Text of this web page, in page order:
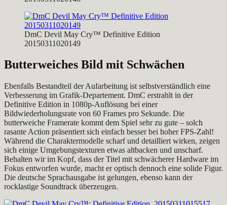
DmC Devil May Cry™ Definitive Edition
20150311020149
Butterweiches Bild mit Schwächen
Ebenfalls Bestandteil der Aufarbeitung ist selbstverständlich eine
Verbesserung im Grafik-Departement. DmC erstrahlt in der
Definitive Edition in 1080p-Auflösung bei einer
Bildwiederholungsrate von 60 Frames pro Sekunde. Die
butterweiche Framerate kommt dem Spiel sehr zu gute – solch
rasante Action präsentiert sich einfach besser bei hoher FPS-Zahl!
Während die Charaktermodelle scharf und detailliert wirken, zeigen
sich einige Umgebungstexturen etwas altbacken und unscharf.
Behalten wir im Kopf, dass der Titel mit schwächerer Hardware im
Fokus entworfen wurde, macht er optisch dennoch eine solide Figur.
Die deutsche Sprachausgabe ist gelungen, ebenso kann der
rocklastige Soundtrack überzeugen.